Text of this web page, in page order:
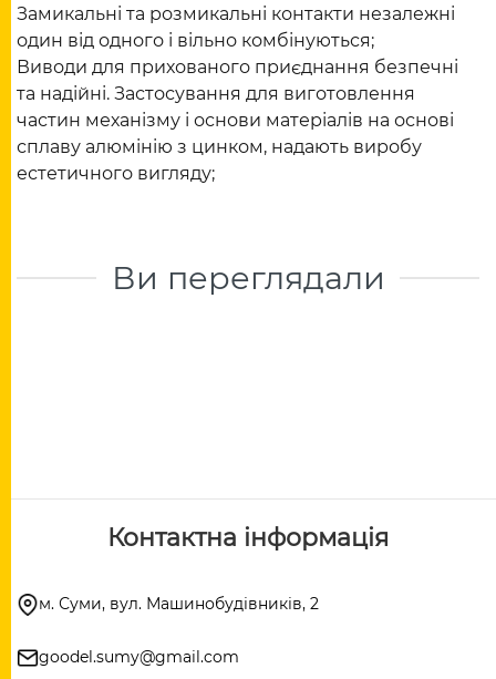
Замикальні та розмикальні контакти незалежні
один від одного і вільно комбінуються;
Виводи для прихованого приєднання безпечні
та надійні. Застосування для виготовлення
частин механізму і основи матеріалів на основі
сплаву алюмінію з цинком, надають виробу
естетичного вигляду;
Ви переглядали
Контактна інформація
м. Суми, вул. Машинобудівників, 2
goodel.sumy@gmail.com